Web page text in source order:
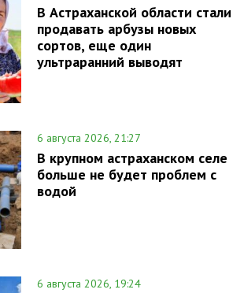
В Астраханской области стали
продавать арбузы новых
сортов, еще один
ультраранний выводят
6 августа 2026, 21:27
В крупном астраханском селе
больше не будет проблем с
водой
6 августа 2026, 19:24